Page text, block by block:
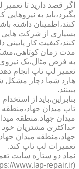
اگر قصد دارید تا
بگیرد،باید به
کنند،اطمینان داشته
بسیاری از شرکت هایی
کنند،کیفیت کار
مدت زمان
به فرض مثال،یک
هارد شما دچار مشکل
ببینند.
بنابراین،باید از
تاب میدان
میدان جهاد،منطقه
حداکثری مشتریان خود
جهاد،منطقه میدان
تعمیرات لپ تاپ کند.
نماد دو ستاره سایت